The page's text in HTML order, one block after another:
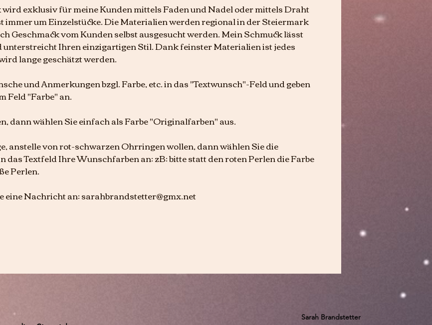
exklusiv für meine Kunden mittels Faden und Nadel oder mittels Draht
immer um Einzelstücke. Die Materialien werden regional in der Steiermark
Geschmack vom Kunden selbst ausgesucht werden. Mein Schmuck lässt
unterstreicht Ihren einzigartigen Stil. Dank feinster Materialien ist jedes
lange geschätzt werden.
und Anmerkungen bzgl. Farbe, etc. in das "Textwunsch"-Feld und geben
Feld "Farbe" an.
dann wählen Sie einfach als Farbe "Originalfarben" aus.
anstelle von rot-schwarzen Ohrringen wollen, dann wählen Sie die
das Textfeld Ihre Wunschfarben an: zB: bitte statt den roten Perlen die Farbe
Perlen.
eine Nachricht an: sarahbrandstetter@gmx.net
Sarah Brandstetter